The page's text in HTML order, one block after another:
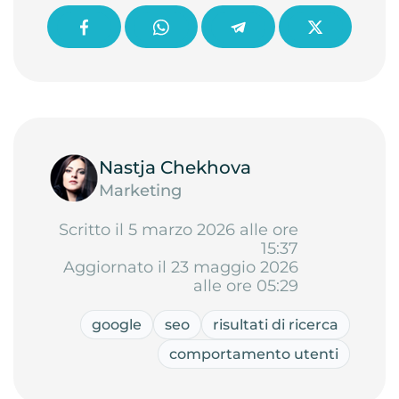
Nastja Chekhova
Marketing
Scritto il 5 marzo 2026 alle ore
15:37
Aggiornato il 23 maggio 2026
alle ore 05:29
google seo
risultati di ricerca
comportamento utenti